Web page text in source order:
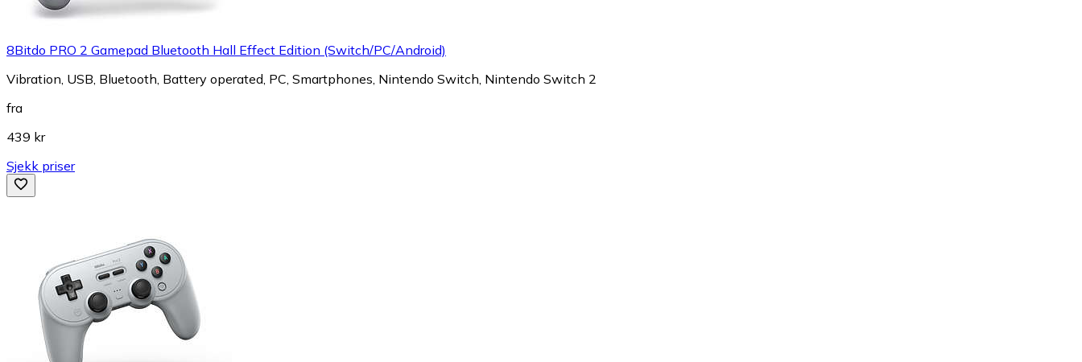
8Bitdo PRO 2 Gamepad Bluetooth Hall Effect Edition (Switch/PC/Android)
Vibration, USB, Bluetooth, Battery operated, PC, Smartphones, Nintendo Switch, Nintendo Switch 2
fra
439 kr
Sjekk priser